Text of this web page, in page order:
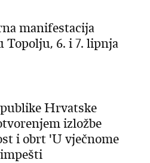
manifestacija
Topolju, 6. i 7. lipnja
Hrvatske
izložbe
i obrt 'U vječnome